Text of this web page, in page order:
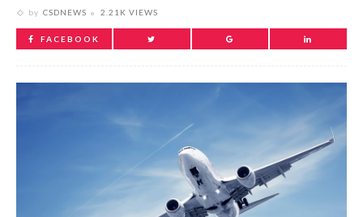
by CSDNEWS 2.21K VIEWS
FACEBOOK